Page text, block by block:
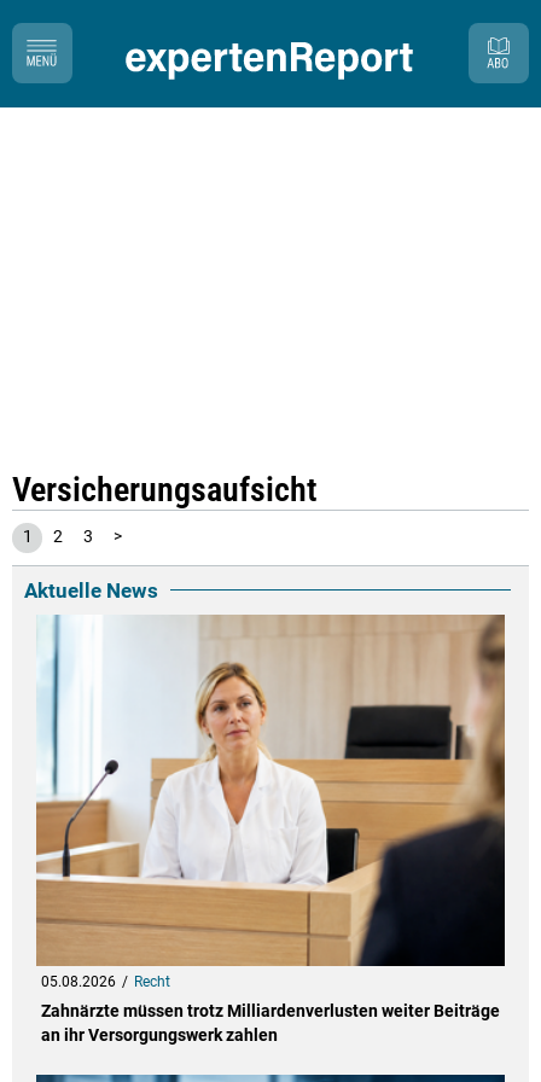
Versicherungsaufsicht
1 2 3 >
Aktuelle News
05.08.2026 Recht
Zahnärzte müssen trotz Milliardenverlusten weiter Beiträge
an ihr Versorgungswerk zahlen